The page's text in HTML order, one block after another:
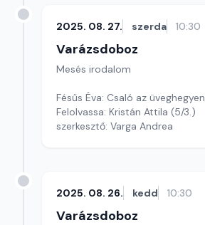
2025. 08. 27. szerda 10:30
Varázsdoboz
Mesés irodalom
Fésűs Éva: Csaló az üveghegyen
Felolvassa: Kristán Attila (5/3.)
szerkesztő: Varga Andrea
2025. 08. 26. kedd 10:30
Varázsdoboz